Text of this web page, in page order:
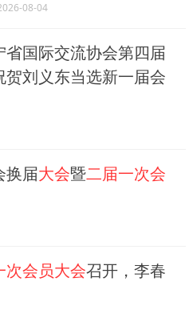
08-04
国际交流协会第四届
刘义东当选新一届会
换届大会暨二届一次会
次会员大会召开，李春